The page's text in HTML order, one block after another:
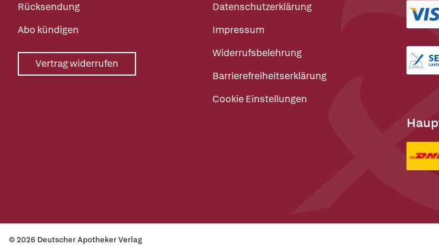
Rücksendung
Abo kündigen
Vertrag widerrufen
Datenschutzerklärung
Impressum
Widerrufsbelehrung
Barrierefreiheitserklärung
Cookie Einstellungen
© 2026 Deutscher Apotheker Verlag